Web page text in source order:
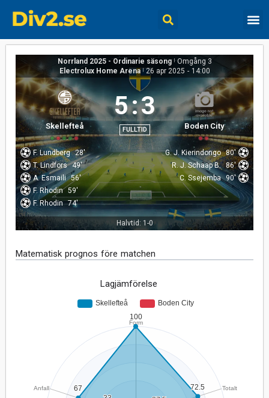
Norrland 2025 - Ordinarie säsong | Omgång 3
Electrolux Home Arena | 26 apr 2025 - 14:00
Skellefteå
5:3
FULLTID Boden City
F. Lundberg 28'
T. Lindfors 49'
A. Esmaili 56'
F. Rhodin 59'
F. Rhodin 74'
G. J. Kierindongo 80'
R. J. Schaap B. 86'
C. Ssejemba 90'
Halvtid: 1-0
Matematisk prognos före matchen
Lagjämförelse